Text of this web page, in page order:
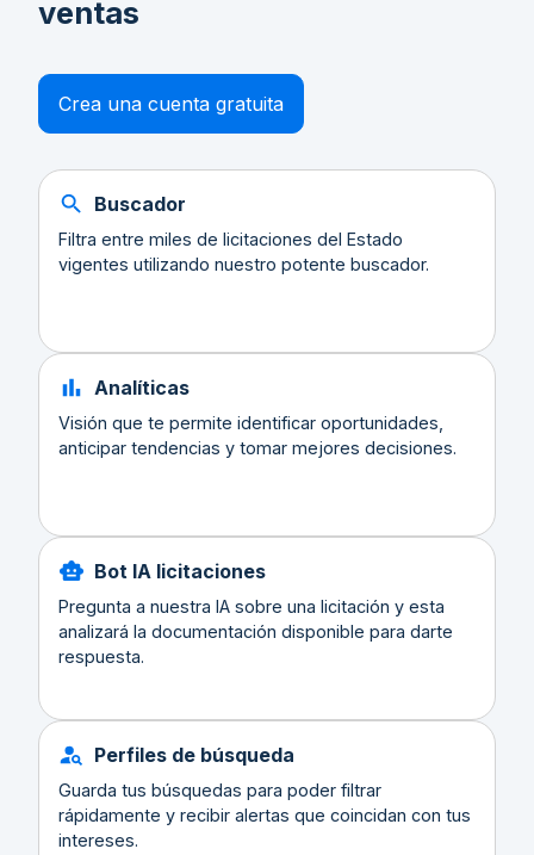
ventas
Crea una cuenta gratuita
Buscador
Filtra entre miles de licitaciones del Estado
vigentes utilizando nuestro potente buscador.
Analíticas
Visión que te permite identificar oportunidades,
anticipar tendencias y tomar mejores decisiones.
Bot IA licitaciones
Pregunta a nuestra IA sobre una licitación y esta
analizará la documentación disponible para darte
respuesta.
Perfiles de búsqueda
Guarda tus búsquedas para poder filtrar
rápidamente y recibir alertas que coincidan con tus
intereses.